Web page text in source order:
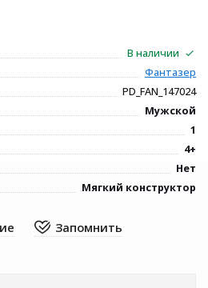
В наличии
Фантазер
PD_FAN_147024
Мужской
1
4+
Нет
Мягкий конструктор